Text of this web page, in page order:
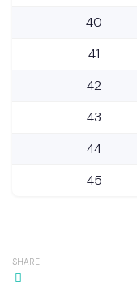
40
41
42
43
44
45
SHARE